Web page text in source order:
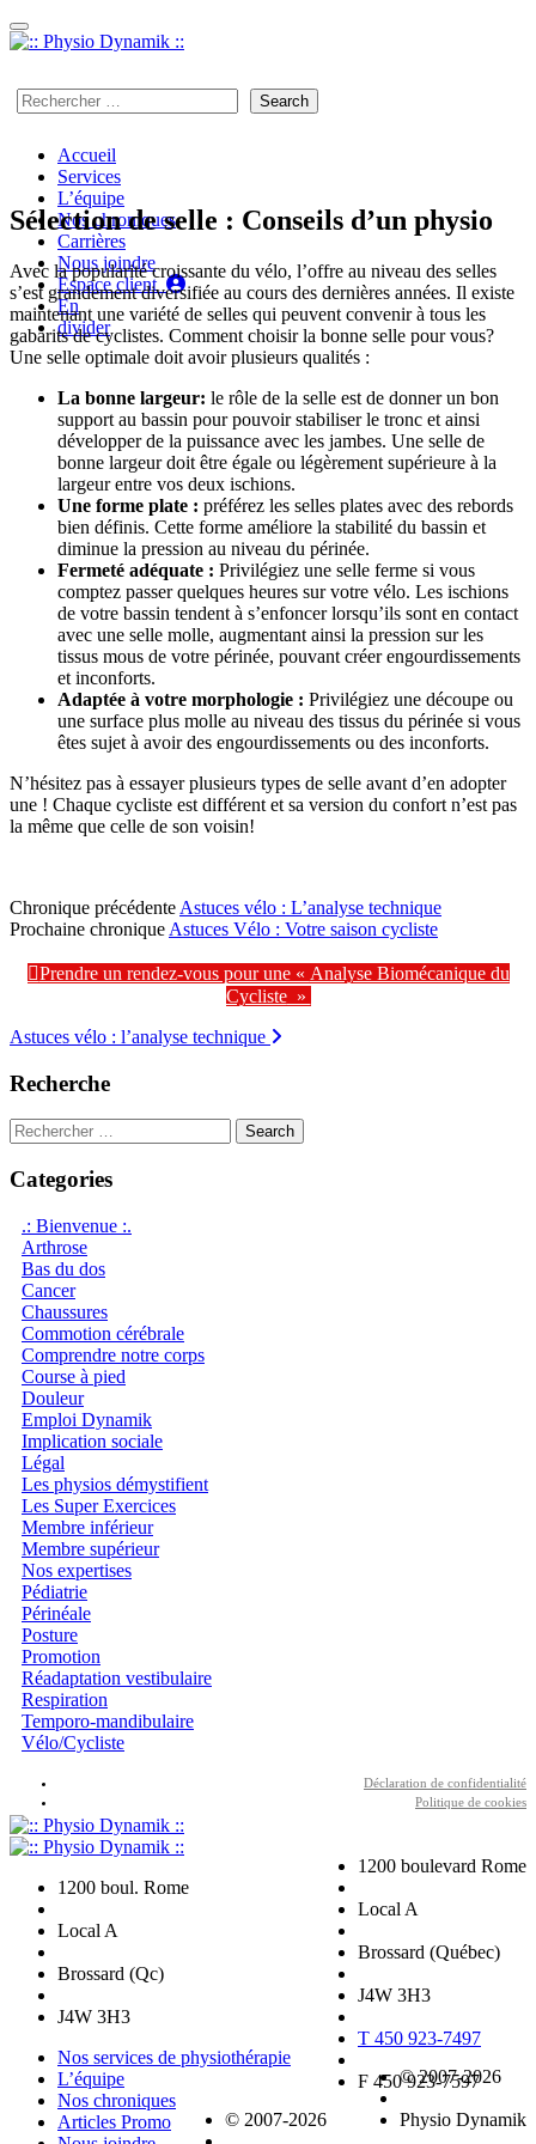
Passer au contenu
Search
for:
Accueil
Services
L’équipe
Nos chroniques
Carrières
Nous joindre
Espace client
En
divider
Sélection de selle : Conseils d’un physio
Avec la popularité croissante du vélo, l’offre au niveau des selles
s’est grandement diversifiée au cours des dernières années. Il existe
maintenant une variété de selles qui peuvent convenir à tous les
gabarits de cyclistes. Comment choisir la bonne selle pour vous?
Une selle optimale doit avoir plusieurs qualités :
La bonne largeur: le rôle de la selle est de donner un bon
support au bassin pour pouvoir stabiliser le tronc et ainsi
développer de la puissance avec les jambes. Une selle de
bonne largeur doit être égale ou légèrement supérieure à la
largeur entre vos deux ischions.
Une forme plate : préférez les selles plates avec des rebords
bien définis. Cette forme améliore la stabilité du bassin et
diminue la pression au niveau du périnée.
Fermeté adéquate : Privilégiez une selle ferme si vous
comptez passer quelques heures sur votre vélo. Les ischions
de votre bassin tendent à s’enfoncer lorsqu’ils sont en contact
avec une selle molle, augmentant ainsi la pression sur les
tissus mous de votre périnée, pouvant créer engourdissements
et inconforts.
Adaptée à votre morphologie : Privilégiez une découpe ou
une surface plus molle au niveau des tissus du périnée si vous
êtes sujet à avoir des engourdissements ou des inconforts.
N’hésitez pas à essayer plusieurs types de selle avant d’en adopter
une ! Chaque cycliste est différent et sa version du confort n’est pas
la même que celle de son voisin!
Chronique précédente Astuces vélo : L’analyse technique
Prochaine chronique Astuces Vélo : Votre saison cycliste
Prendre un rendez-vous pour une « Analyse Biomécanique du
Cycliste»
Navigation
des
Astuces vélo : l’analyse technique
Recherche
Search
for:
Categories
.: Bienvenue :.
Arthrose
Bas du dos
Cancer
Chaussures
Commotion cérébrale
Comprendre notre corps
Course à pied
Douleur
Emploi Dynamik
Implication sociale
Légal
Les physios démystifient
Les Super Exercices
Membre inférieur
Membre supérieur
Nos expertises
Pédiatrie
Périnéale
Posture
Promotion
Réadaptation vestibulaire
Respiration
Temporo-mandibulaire
Vélo/Cycliste
Déclaration de confidentialité
Politique de cookies
1200 boulevard Rome
Local A
Brossard (Québec)
J4W 3H3
T 450 923-7497
F 450 923-7597
1200 boul. Rome
Local A
Brossard (Qc)
J4W 3H3
© 2007-2026
Physio Dynamik
Nos services de physiothérapie
L’équipe
Nos chroniques
Articles Promo
© 2007-2026